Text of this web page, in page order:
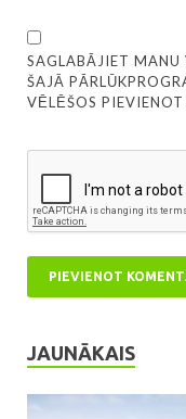
SAGLABĀJIET MANU
ŠAJĀ
VĒLĒŠOS
JAUNĀKAIS